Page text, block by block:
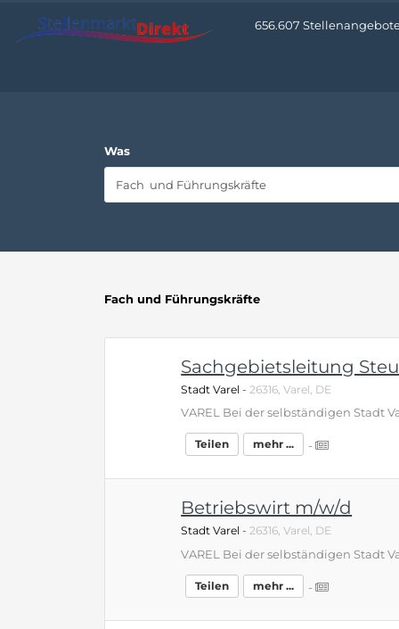
656.607 Stellenangebote
Was
Fach und Führungskräfte
Sachgebietsleitung
Stadt Varel-26316, Varel, DE
Teilen mehr ... -
Betriebswirt m/w/d
Stadt Varel-26316, Varel, DE
Teilen mehr ... -